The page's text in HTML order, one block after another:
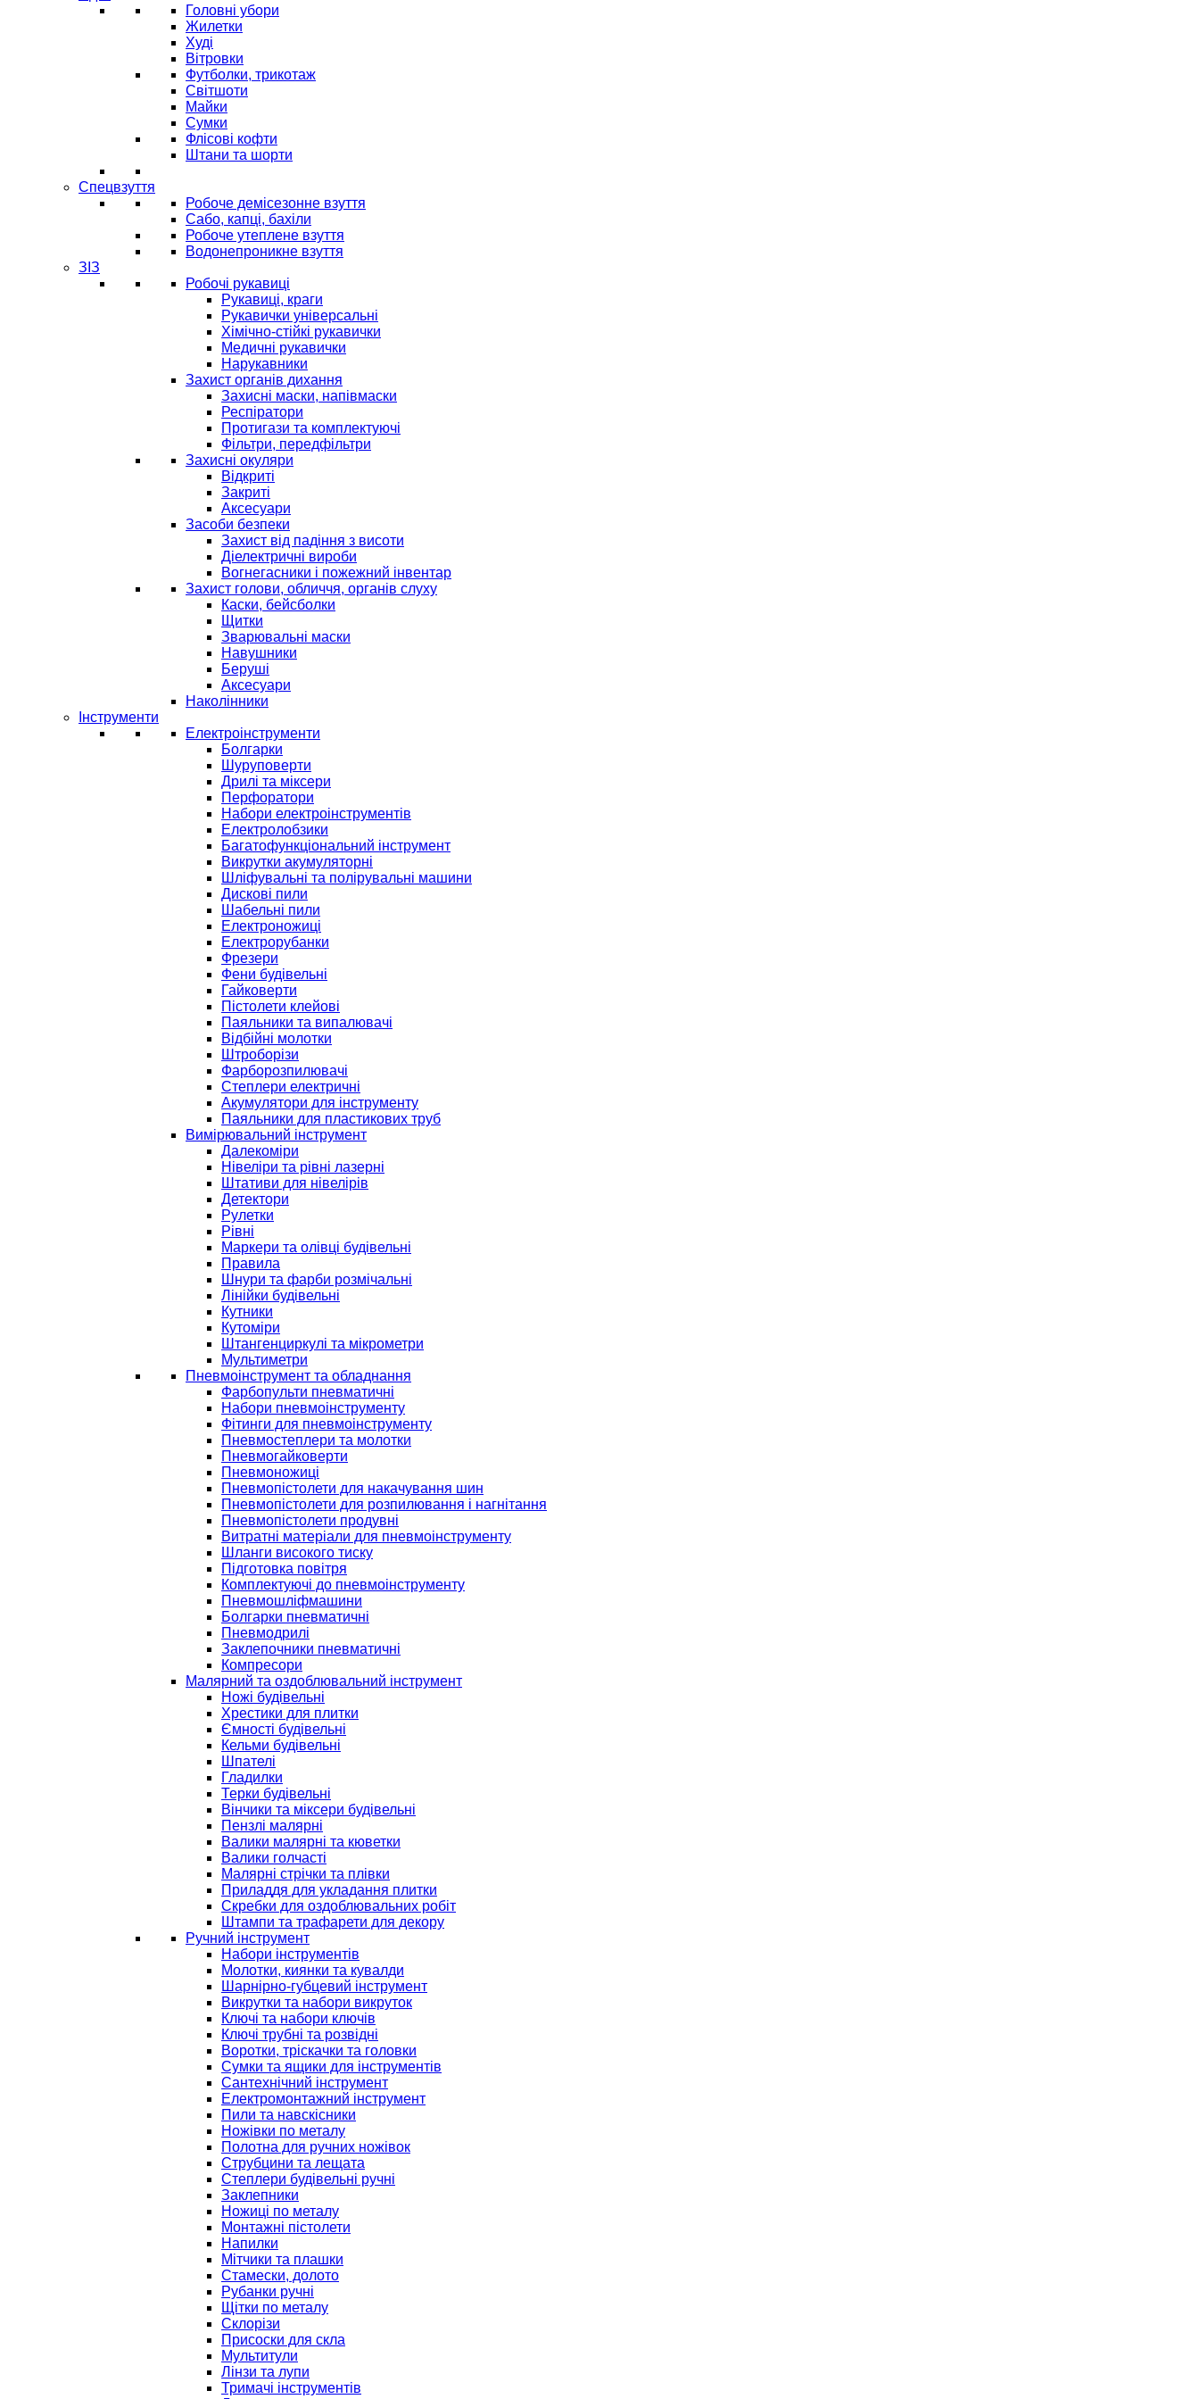
Головні убори
Жилетки
Худі
Вітровки
Футболки, трикотаж
Світшоти
Майки
Сумки
Флісові кофти
Штани та шорти
Спецвзуття
Робоче демісезонне взуття
Сабо, капці, бахіли
Робоче утеплене взуття
Водонепроникне взуття
ЗІЗ
Робочі рукавиці
Рукавиці, краги
Рукавички універсальні
Хімічно-стійкі рукавички
Медичні рукавички
Нарукавники
Захист органів дихання
Захисні маски, напівмаски
Респіратори
Протигази та комплектуючі
Фільтри, передфільтри
Захисні окуляри
Відкриті
Закриті
Аксесуари
Засоби безпеки
Захист від падіння з висоти
Діелектричні вироби
Вогнегасники і пожежний інвентар
Захист голови, обличчя, органів слуху
Каски, бейсболки
Щитки
Зварювальні маски
Навушники
Беруші
Аксесуари
Наколінники
Інструменти
Електроінструменти
Болгарки
Шуруповерти
Дрилі та міксери
Перфоратори
Набори електроінструментів
Електролобзики
Багатофункціональний інструмент
Викрутки акумуляторні
Шліфувальні та полірувальні машини
Дискові пили
Шабельні пили
Електроножиці
Електрорубанки
Фрезери
Фени будівельні
Гайковерти
Пістолети клейові
Паяльники та випалювачі
Відбійні молотки
Штроборізи
Фарборозпилювачі
Степлери електричні
Акумулятори для інструменту
Паяльники для пластикових труб
Вимірювальний інструмент
Далекоміри
Нівеліри та рівні лазерні
Штативи для нівелірів
Детектори
Рулетки
Рівні
Маркери та олівці будівельні
Правила
Шнури та фарби розмічальні
Лінійки будівельні
Кутники
Кутоміри
Штангенциркулі та мікрометри
Мультиметри
Пневмоінструмент та обладнання
Фарбопульти пневматичні
Набори пневмоінструменту
Фітинги для пневмоінструменту
Пневмостеплери та молотки
Пневмогайковерти
Пневмоножиці
Пневмопістолети для накачування шин
Пневмопістолети для розпилювання і нагнітання
Пневмопістолети продувні
Витратні матеріали для пневмоінструменту
Шланги високого тиску
Підготовка повітря
Комплектуючі до пневмоінструменту
Пневмошліфмашини
Болгарки пневматичні
Пневмодрилі
Заклепочники пневматичні
Компресори
Малярний та оздоблювальний інструмент
Ножі будівельні
Хрестики для плитки
Ємності будівельні
Кельми будівельні
Шпателі
Гладилки
Терки будівельні
Вінчики та міксери будівельні
Пензлі малярні
Валики малярні та кюветки
Валики голчасті
Малярні стрічки та плівки
Приладдя для укладання плитки
Скребки для оздоблювальних робіт
Штампи та трафарети для декору
Ручний інструмент
Набори інструментів
Молотки, киянки та кувалди
Шарнірно-губцевий інструмент
Викрутки та набори викруток
Ключі та набори ключів
Ключі трубні та розвідні
Воротки, тріскачки та головки
Сумки та ящики для інструментів
Сантехнічний інструмент
Електромонтажний інструмент
Пили та навскісники
Ножівки по металу
Полотна для ручних ножівок
Струбцини та лещата
Степлери будівельні ручні
Заклепники
Ножиці по металу
Монтажні пістолети
Напилки
Мітчики та плашки
Стамески, долото
Рубанки ручні
Щітки по металу
Склорізи
Присоски для скла
Мультитули
Лінзи та лупи
Тримачі інструментів